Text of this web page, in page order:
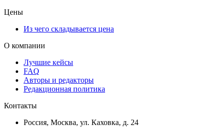
Цены
Из чего складывается цена
О компании
Лучшие кейсы
FAQ
Авторы и редакторы
Редакционная политика
Контакты
Россия, Москва, ул. Каховка, д. 24